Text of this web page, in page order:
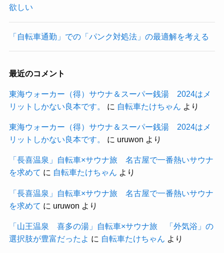
欲しい
「自転車通勤」での「パンク対処法」の最適解を考える
最近のコメント
東海ウォーカー（得）サウナ＆スーパー銭湯 2024はメ
リットしかない良本です。
に 自転車たけちゃん より
東海ウォーカー（得）サウナ＆スーパー銭湯 2024はメ
リットしかない良本です。
に uruwon より
「長喜温泉」自転車×サウナ旅 名古屋で一番熱いサウナ
を求めて に 自転車たけちゃん より
「長喜温泉」自転車×サウナ旅 名古屋で一番熱いサウナ
を求めて に uruwon より
「山王温泉 喜多の湯」自転車×サウナ旅 「外気浴」の
選択肢が豊富だったよ に 自転車たけちゃん より